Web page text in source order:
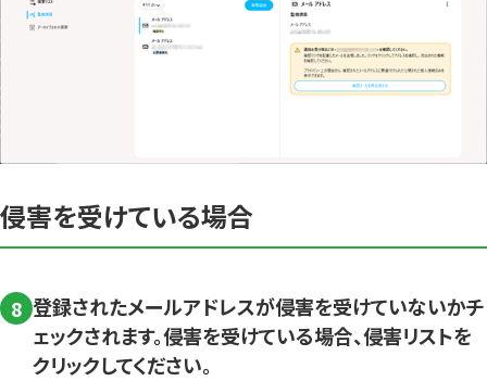
侵害を受けている場合
8 登録されたメールアドレスが侵害を受けていないかチ
ェックされます。侵害を受けている場合、侵害リストを
クリックしてください。